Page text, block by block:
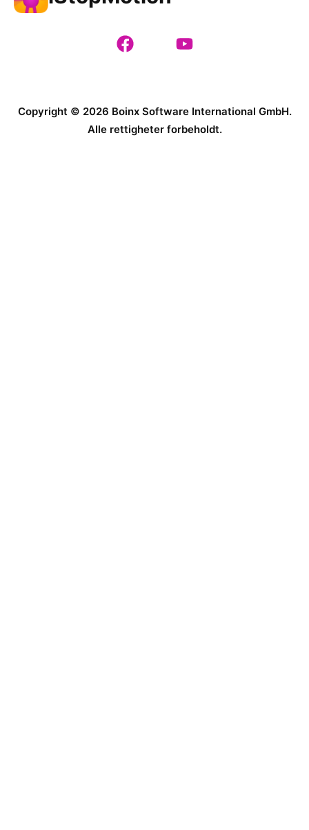
Copyright © 2026 Boinx Software International GmbH.
Alle rettigheter forbeholdt.